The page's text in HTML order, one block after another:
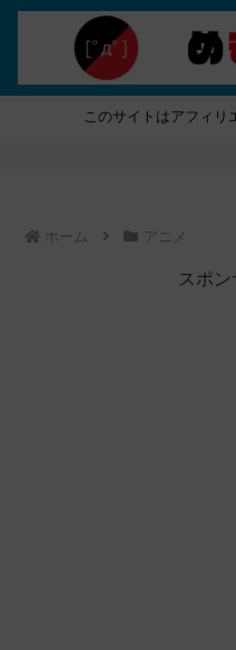
このサイトはアフィリ
ホーム アニメ
スポ